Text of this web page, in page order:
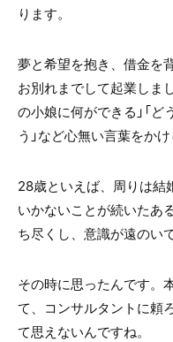
ります。
夢と希望を抱き、借金を
お別れまでして起業しま
の小娘に何ができる」「
う」など心無い言葉をか
28歳といえば、周りは結
いかないことが続いたあ
ち尽くし、意識が遠のい
その時に思ったんです。
て、コンサルタントに頼
て思えないんですね。